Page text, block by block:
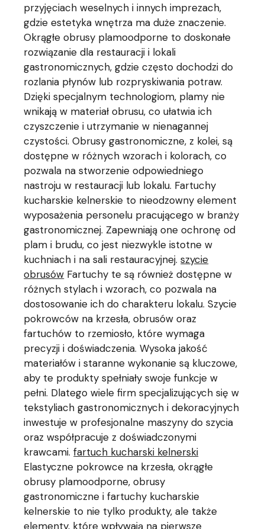
przyjęciach weselnych i innych imprezach,
gdzie estetyka wnętrza ma duże znaczenie.
Okrągłe obrusy plamoodporne to doskonałe
rozwiązanie dla restauracji i lokali
gastronomicznych, gdzie często dochodzi do
rozlania płynów lub rozpryskiwania potraw.
Dzięki specjalnym technologiom, plamy nie
wnikają w materiał obrusu, co ułatwia ich
czyszczenie i utrzymanie w nienagannej
czystości. Obrusy gastronomiczne, z kolei, są
dostępne w różnych wzorach i kolorach, co
pozwala na stworzenie odpowiedniego
nastroju w restauracji lub lokalu. Fartuchy
kucharskie kelnerskie to nieodzowny element
wyposażenia personelu pracującego w branży
gastronomicznej. Zapewniają one ochronę od
plam i brudu, co jest niezwykle istotne w
kuchniach i na sali restauracyjnej.szycie
obrusów Fartuchy te są również dostępne w
różnych stylach i wzorach, co pozwala na
dostosowanie ich do charakteru lokalu. Szycie
pokrowców na krzesła, obrusów oraz
fartuchów to rzemiosło, które wymaga
precyzji i doświadczenia. Wysoka jakość
materiałów i staranne wykonanie są kluczowe,
aby te produkty spełniały swoje funkcje w
pełni. Dlatego wiele firm specjalizujących się w
tekstyliach gastronomicznych i dekoracyjnych
inwestuje w profesjonalne maszyny do szycia
oraz współpracuje z doświadczonymi
krawcami.fartuch kucharski kelnerski
Elastyczne pokrowce na krzesła, okrągłe
obrusy plamoodporne, obrusy
gastronomiczne i fartuchy kucharskie
kelnerskie to nie tylko produkty, ale także
elementy, które wpływają na pierwsze